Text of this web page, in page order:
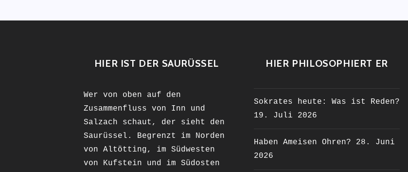
HIER IST DER SAURÜSSEL
Wer von oben auf den
Zusammenfluss von Inn und
Salzach schaut, der sieht den
Saurüssel. Begrenzt im Norden
von Altötting, im Südwesten
von Kufstein und im Südosten
HIER PHILOSOPHIERT ER
Sokrates heute: Was ist Reden?
19. Juli 2026
Haben Ameisen Ohren?
28. Juni
2026